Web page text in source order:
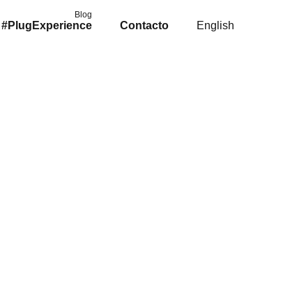
Blog
#PlugExperience Contacto English